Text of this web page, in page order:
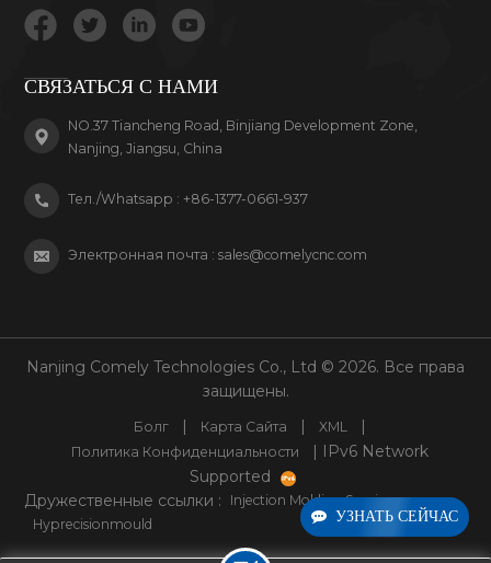
УЗНАТЬ СЕЙЧАС
продукте, за который мы беремся.
СВЯЗАТЬСЯ С НАМИ
NO.37 Tiancheng Road, Binjiang Development Zone,
Nanjing, Jiangsu, China
Тел./Whatsapp : +86-1377-0661-937
Электронная почта :sales@comelycnc.com
Nanjing Comely Technologies Co., Ltd © 2026. Все права
защищены.
Болг Карта Сайта XML
Политика Конфиденциальности
| IPv6 Network
Supported
Дружественные ссылки :
Injection Molding Service
Hyprecisionmould